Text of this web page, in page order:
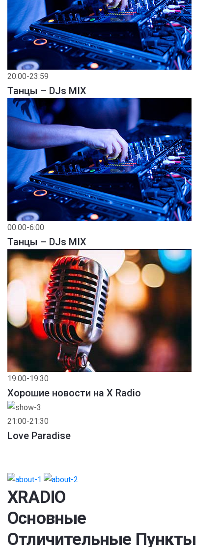
20:00-23:59
Танцы – DJs MIX
00:00-6:00
Танцы – DJs MIX
19:00-19:30
Хорошие новости на X Radio
21:00-21:30
Love Paradise
XRADIO
Основные
Отличительные Пункты